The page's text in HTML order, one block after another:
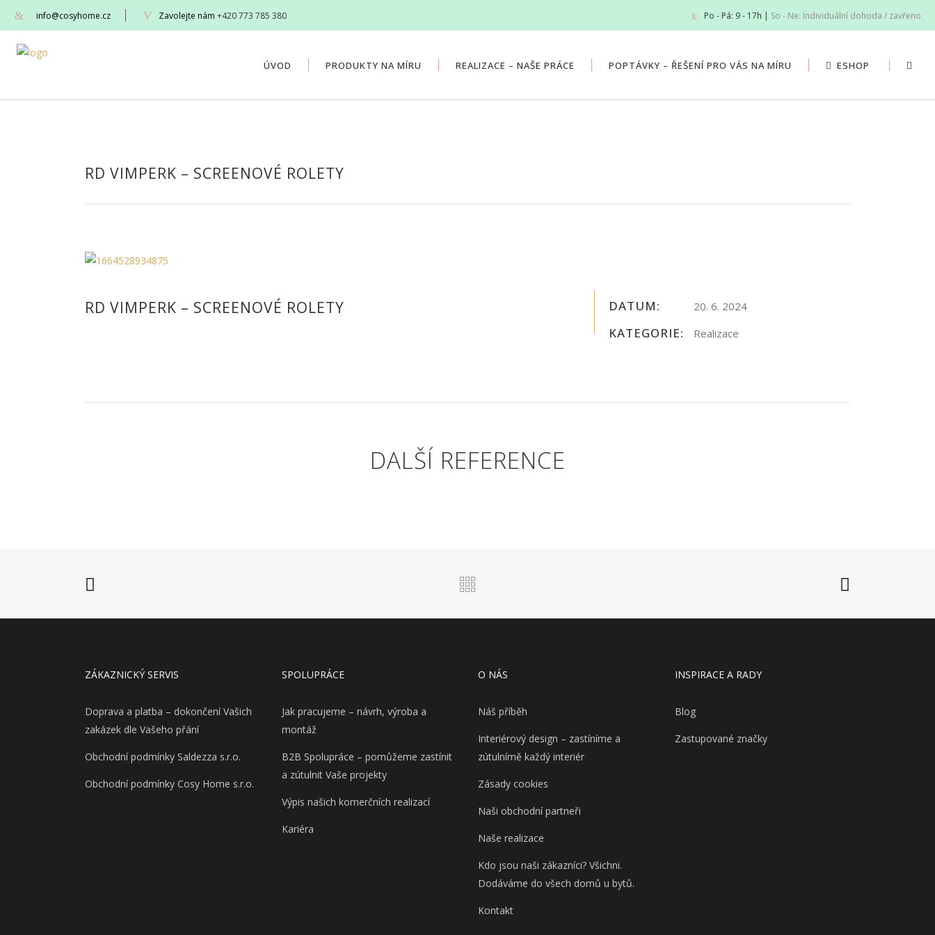
info@cosyhome.cz Zavolejte nám +420 773 785 380 Po - Pá: 9 - 17h | So - Ne: Individuální dohoda / zavřeno
ÚVOD PRODUKTY NA MÍRU REALIZACE – NAŠE PRÁCE POPTÁVKY – ŘEŠENÍ PRO VÁS NA MÍRU ESHOP
RD VIMPERK – SCREENOVÉ ROLETY
RD VIMPERK – SCREENOVÉ ROLETY DATUM: 20. 6. 2024
KATEGORIE: Realizace
DALŠÍ REFERENCE
ZÁKAZNICKÝ SERVIS
Doprava a platba – dokončení Vašich
zakázek dle Vašeho přání
Obchodní podmínky Saldezza s.r.o.
Obchodní podmínky Cosy Home s.r.o.
SPOLUPRÁCE
Jak pracujeme – návrh, výroba a
montáž
B2B Spolupráce – pomůžeme zastínit
a zútulnit Vaše projekty
Výpis našich komerčních realizací
Kariéra
O NÁS
Náš příběh
Interiérový design – zastíníme a
zútulnímě každý interiér
Zásady cookies
Naši obchodní partneři
Naše realizace
Kdo jsou naši zákazníci? Všichni.
Dodáváme do všech domů u bytů.
Kontakt
INSPIRACE A RADY
Blog
Zastupované značky